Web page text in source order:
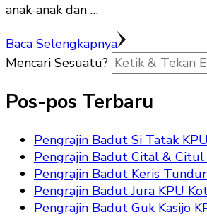
anak-anak dan …
Baca Selengkapnya
Mencari Sesuatu?
Pos-pos Terbaru
Pengrajin Badut Si Tatak
Pengrajin Badut Cital & Citul
Pengrajin Badut Keris
Pengrajin Badut Jura KPU
Pengrajin Badut Guk Kasijo